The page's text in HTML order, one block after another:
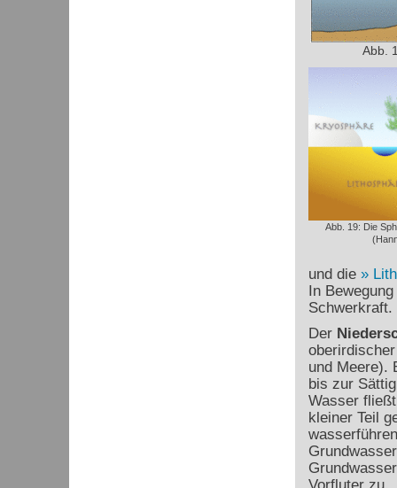
Abb.
Abb. 19: Die
und die
In
Der
und Meere).
bis zur
Wasser
kleiner Teil